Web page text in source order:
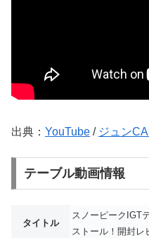
出典： YouTube / ジュン
テーブル動画情報
タイトル
スノーピークIGT
ストール！開封レ